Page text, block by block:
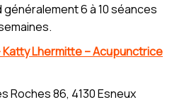
6 à 10 séances
Lhermitte – Acupunctrice
Roches 86, 4130 Esneux